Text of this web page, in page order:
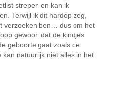
strepen en kan ik
Terwijl ik dit hardop zeg,
verzoeken ben… dus om het
gewoon dat de kindjes
geboorte gaat zoals de
kan natuurlijk niet alles in het